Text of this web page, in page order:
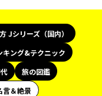
Jシリーズ（国内）
キング&テクニック
旅の図鑑
言＆絶景